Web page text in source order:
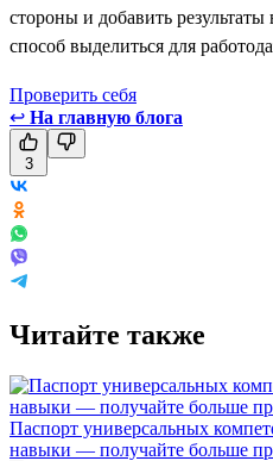
стороны и добавить
способ выделиться для
Проверить себя
↩ На главную блога
3
Читайте также
Паспорт универсальных
навыки — получайте больше